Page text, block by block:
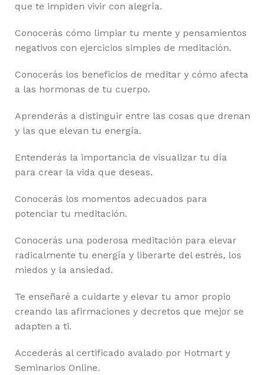
que te impiden vivir con alegría.
Conocerás cómo limpiar tu mente y pensamientos
negativos con ejercicios simples de meditación.
Conocerás los beneficios de meditar y cómo afecta
a las hormonas de tu cuerpo.
Aprenderás a distinguir entre las cosas que drenan
y las que elevan tu energía.
Entenderás la importancia de visualizar tu día
para crear la vida que deseas.
Conocerás los momentos adecuados para
potenciar tu meditación.
Conocerás una poderosa meditación para elevar
radicalmente tu energía y liberarte del estrés, los
miedos y la ansiedad.
Te enseñaré a cuidarte y elevar tu amor propio
creando las afirmaciones y decretos que mejor se
adapten a ti.
Accederás al certificado avalado por Hotmart y
Seminarios Online.